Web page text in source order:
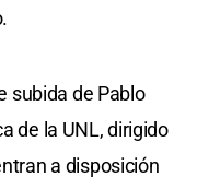
subida de Pablo
de la UNL, dirigido
a disposición